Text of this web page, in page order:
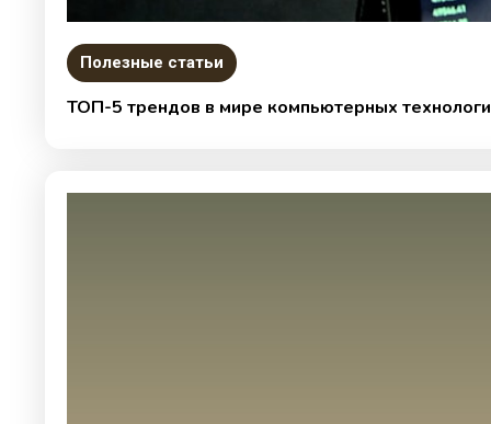
Полезные статьи
ТОП-5 трендов в мире компьютерных